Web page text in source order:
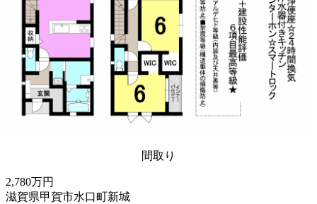
間取り
2,780万円
滋賀県甲賀市水口町新城